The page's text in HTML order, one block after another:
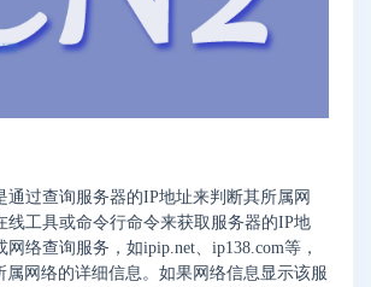
通过查询服务器的IP地址来判断其所属网
线工具或命令行命令来获取服务器的IP地
络查询服务，如ipip.net、ip138.com等，
属网络的详细信息。如果网络信息显示该服